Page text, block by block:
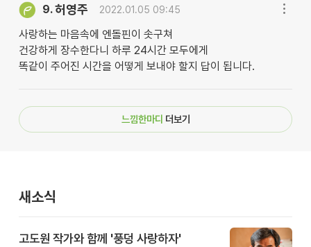
9.허영주 2022.01.05 09:45
사랑하는 마음속에 엔돌핀이 솟구쳐
건강하게 장수한다니 하루 24시간 모두에게
똑같이 주어진 시간을 어떻게 보내야 할지 답이 됩니다.
느낌한마디 더보기
새소식
고도원 작가와 함께 '풍덩 사랑하자'